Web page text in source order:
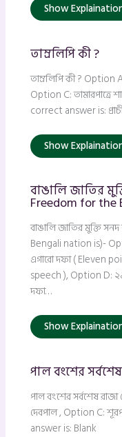
Show
তাম্রলিপি কী ?
তাম্রলিপি কী ? Option A:
Option C: তামারপাত্রে
correct answer is:
Show
বাঙালি জাতির
Freedom for the
বাঙালি জাতির মুক্তি
Bengali nation is)-
এগারো দফা ( Eleven
speech ), Option D:
দফা…
Show
পাল বংশের
পাল বংশের সর্বশেষ
দেবপাল , Option C:
answer is: Blank